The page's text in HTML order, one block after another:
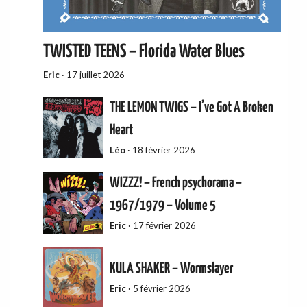
TWISTED TEENS – Florida Water Blues
Eric · 17 juillet 2026
THE LEMON TWIGS – I’ve Got A Broken
Heart
Léo· 18 février 2026
WIZZZ! – French psychorama –
1967/1979 – Volume 5
Eric· 17 février 2026
KULA SHAKER – Wormslayer
Eric· 5 février 2026